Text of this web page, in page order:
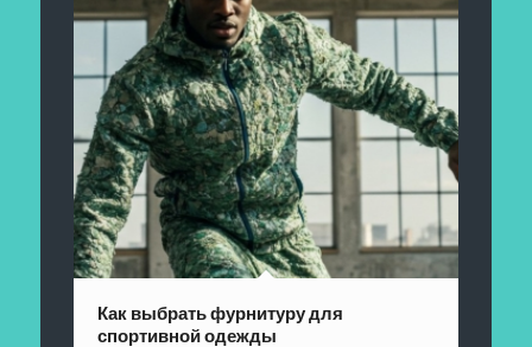
Как выбрать фурнитуру для
спортивной одежды